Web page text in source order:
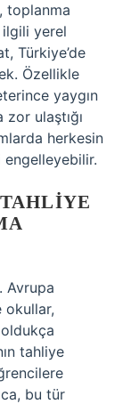
toplanma
ilgili yerel
Türkiye’de
Özellikle
yaygın
zor ulaştığı
herkesin
Avrupa
okullar,
tahliye
bu tür